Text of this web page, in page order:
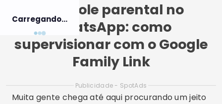
Carregando...
Controle parental no
WhatsApp: como
supervisionar com o Google
Family Link
Publicidade - SpotAds
Muita gente chega até aqui procurando um jeito